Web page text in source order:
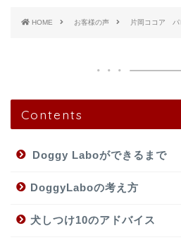
HOME お客様の声 片岡ココア パ
Contents
Doggy Laboができるまで
DoggyLaboの考え方
犬しつけ10のアドバイス